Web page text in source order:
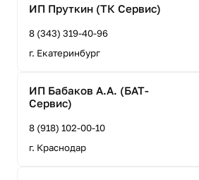
ИП Пруткин (ТК Сервис)
8 (343) 319-40-96
г. Екатеринбург
ИП Бабаков А.А. (БАТ-
Сервис)
8 (918) 102-00-10
г. Краснодар